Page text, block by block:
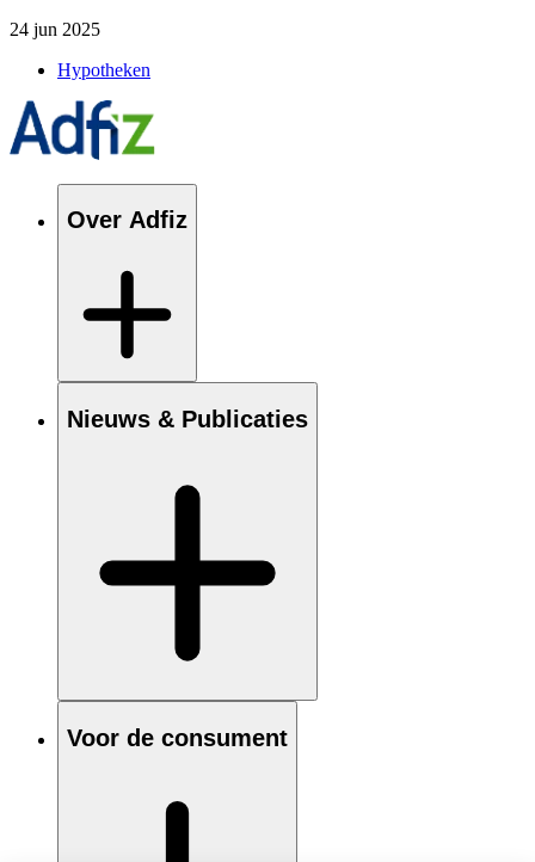
24 jun 2025
Hypotheken
Over Adfiz
Nieuws & Publicaties
Voor de consument